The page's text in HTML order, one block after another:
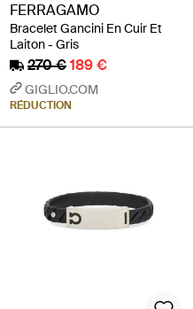
FERRAGAMO
Bracelet Gancini En Cuir Et
Laiton - Gris
270 €189 €
GIGLIO.COM
RÉDUCTION